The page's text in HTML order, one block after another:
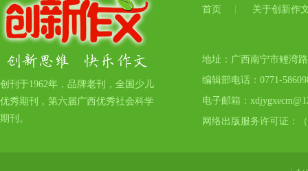
创刊于1962年，品牌老刊，全国少儿
优秀期刊，第六届广西优秀社会科学
期刊。
首页 关于创新作
地址：广西南宁市鲤湾
编辑部电话：0771-
电子邮箱：
网络出版服务许可证：